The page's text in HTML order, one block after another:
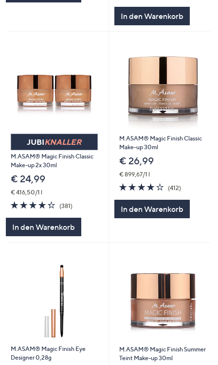
In den Warenkorb
JUBIKNALLER
M.ASAM® Magic Finish Classic
Make-up 2x 30ml
€ 24,99
€ 416,50/1 l
4.3
von
(381)381
In den Warenkorb
M.ASAM® Magic Finish Classic
Make-up 30ml
€ 26,99
€ 899,67/1 l
4.0
von
(412)412
In den Warenkorb
M.ASAM® Magic Finish Eye
Designer 0,28g
M.ASAM® Magic Finish Summer
Teint Make-up 30ml